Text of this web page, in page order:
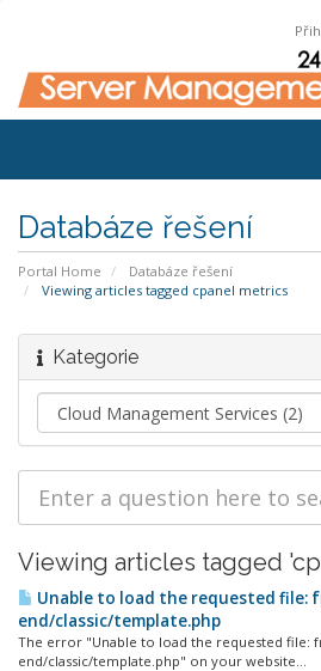
Databáze řešení
Portal Home
Databáze řešení
Viewing articles tagged cpanel metrics
Kategorie
Viewing articles tagged
Unable to load the requested file:
end/classic/template.php
The error "Unable to load the requested file:
end/classic/template.php" on your website...